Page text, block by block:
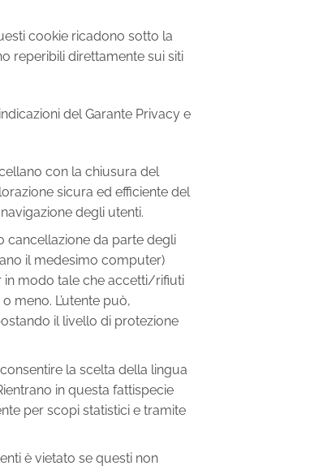
cookie ricadono sotto la
reperibili direttamente sui siti
del Garante Privacy e
con la chiusura del
sicura ed efficiente del
degli utenti.
cancellazione da parte degli
il medesimo computer)
in modo tale che accetti/rifiuti
meno. L’utente può,
il livello di protezione
la scelta della lingua
in questa fattispecie
per scopi statistici e tramite
è vietato se questi non